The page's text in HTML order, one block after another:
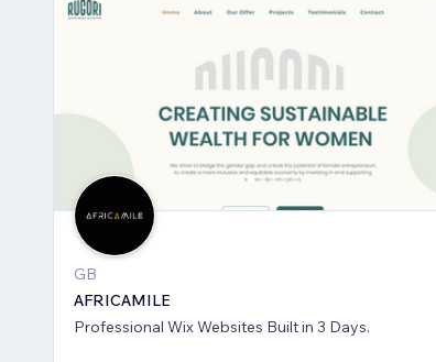
GB
AFRICAMILE
Professional Wix Websites Built in 3 Days.